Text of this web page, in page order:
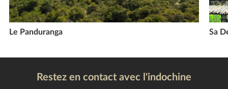
Le Panduranga Sa
Restez en contact avec l'indochine